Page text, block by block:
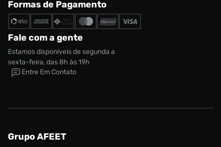
Formas de Pagamento
Fale com a gente
Estamos disponíveis de segunda a
sexta-feira, das 8h às 19h
Entre Em Contato
Grupo AFEET